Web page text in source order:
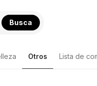
Busca
Otros Lista de